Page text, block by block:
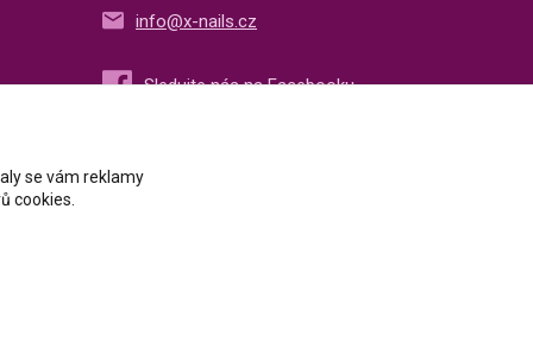
info@x-nails.cz
se vám reklamy
cookies.